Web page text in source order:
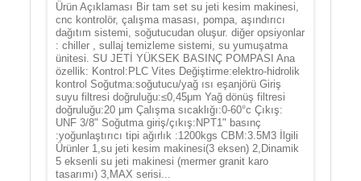
Ürün Açıklaması Bir tam set su jeti kesim makinesi,
cnc kontrolör, çalışma masası, pompa, aşındırıcı
dağıtım sistemi, soğutucudan oluşur. diğer opsiyonlar
: chiller , sullaj temizleme sistemi, su yumuşatma
ünitesi. SU JETİ YÜKSEK BASINÇ POMPASI Ana
özellik: Kontrol:PLC Vites Değiştirme:elektro-hidrolik
kontrol Soğutma:soğutucu/yağ ısı eşanjörü Giriş
suyu filtresi doğruluğu:≤0,45μm Yağ dönüş filtresi
doğruluğu:20 μm Çalışma sıcaklığı:0-60°c Çıkış:
UNF 3/8" Soğutma giriş/çıkış:NPT1" basınç
:yoğunlaştırıcı tipi ağırlık :1200kgs CBM:3.5M3 İlgili
Ürünler 1,su jeti kesim makinesi(3 eksen) 2,Dinamik
5 eksenli su jeti makinesi (mermer granit karo
tasarımı) 3,MAX serisi...